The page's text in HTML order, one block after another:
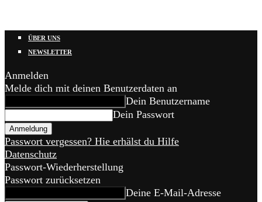
ÜBER UNS
NEWSLETTER
Anmelden
Melde dich mit deinen Benutzerdaten an
Dein Benutzername
Dein Passwort
Passwort vergessen? Hie erhälst du Hilfe
Datenschutz
Passwort-Wiederherstellung
Passwort zurücksetzen
Deine E-Mail-Adresse